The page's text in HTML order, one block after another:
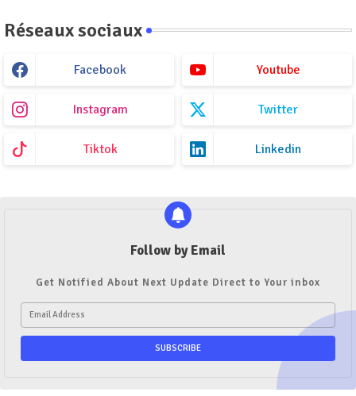
Réseaux sociaux
Facebook Youtube
Instagram Twitter
Tiktok Linkedin
Follow by Email
Get Notified About Next Update Direct to Your inbox